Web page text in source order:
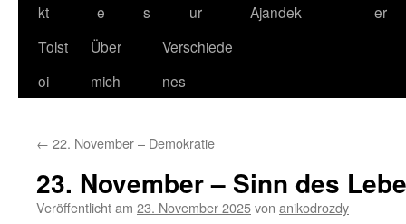
kt
e
s
ur
Ajandek
er
Tolst
oi
Über
mich
Verschiede
nes
← 22. November – Demokratie
23. November – Sinn des
Veröffentlicht am 23. November 2025von anikodrozdy